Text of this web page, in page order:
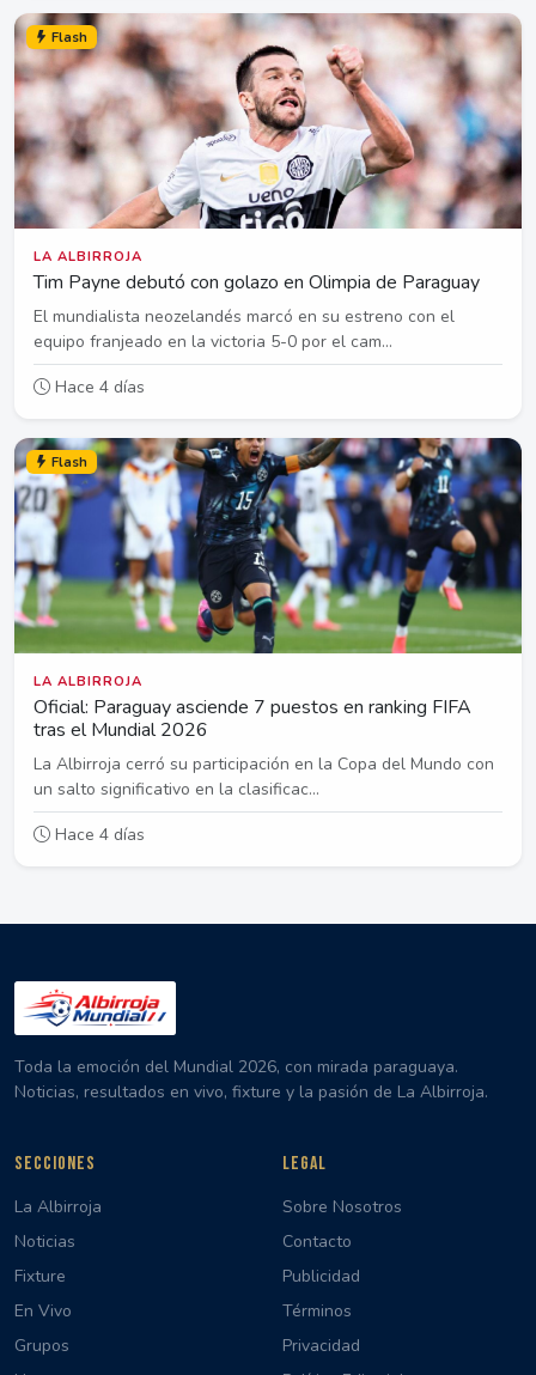
Flash
LA ALBIRROJA
Tim Payne debutó con golazo en Olimpia de Paraguay
El mundialista neozelandés marcó en su estreno con el
equipo franjeado en la victoria 5-0 por el cam...
Hace 4 días
Flash
LA ALBIRROJA
Oficial: Paraguay asciende 7 puestos en ranking FIFA
tras el Mundial 2026
La Albirroja cerró su participación en la Copa del Mundo con
un salto significativo en la clasificac...
Hace 4 días
Toda la emoción del Mundial 2026, con mirada paraguaya.
Noticias, resultados en vivo, fixture y la pasión de La Albirroja.
SECCIONES
La Albirroja
Noticias
Fixture
En Vivo
Grupos
LEGAL
Sobre Nosotros
Contacto
Publicidad
Términos
Privacidad